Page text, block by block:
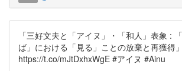
「三好文夫と「アイヌ」・「和人」表象 :
ば」における「見る」ことの放棄と再獲得」
https://t.co/mJtDxhxWgE #アイヌ #Ainu